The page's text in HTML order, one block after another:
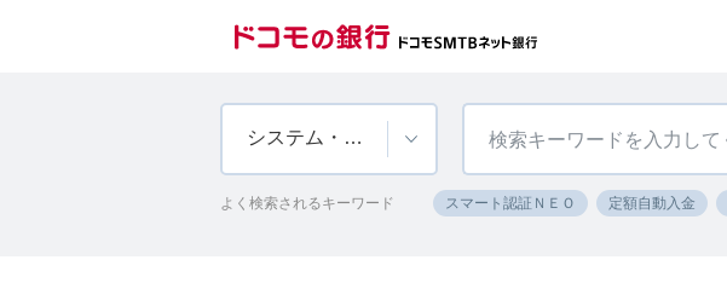
システム・セキュリティ
よく検索されるキーワード スマート認証ＮＥＯ 定額自動入金